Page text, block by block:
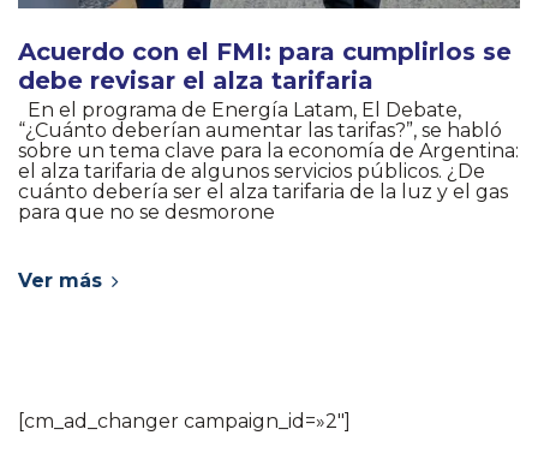
Acuerdo con el FMI: para cumplirlos se
debe revisar el alza tarifaria
En el programa de Energía Latam, El Debate,
“¿Cuánto deberían aumentar las tarifas?”, se habló
sobre un tema clave para la economía de Argentina:
el alza tarifaria de algunos servicios públicos. ¿De
cuánto debería ser el alza tarifaria de la luz y el gas
para que no se desmorone
Ver más
[cm_ad_changer campaign_id=»2″]